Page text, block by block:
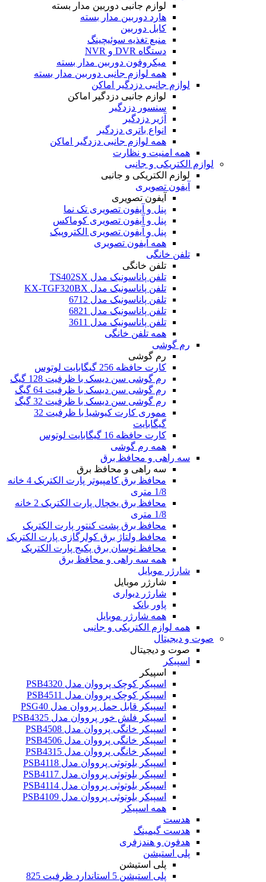
لوازم جانبی دوربین مدار بسته
هارد دوربین مدار بسته
کابل دوربین
منبع تغذیه سوئیچینگ
دستگاه DVR و NVR
میکروفون دوربین مدار بسته
همه لوازم جانبی دوربین مدار بسته
لوازم جانبی دزدگیر اماکن
لوازم جانبی دزدگیر اماکن
سنسور دزدگیر
آژیر دزدگیر
انواع باتری دزدگیر
همه لوازم جانبی دزدگیر اماکن
همه امنیت و نظارت
لوازم الکتریکی و جانبی
لوازم الکتریکی و جانبی
آیفون تصویری
آیفون تصویری
پنل و آیفون تصویری تک نما
پنل و آیفون تصویری کوماکس
پنل و آیفون تصویری الکتروپیک
همه آیفون تصویری
تلفن خانگی
تلفن خانگی
تلفن پاناسونیک مدل TS402SX
تلفن پاناسونیک مدل KX-TGF320BX
تلفن پاناسونیک مدل 6712
تلفن پاناسونیک مدل 6821
تلفن پاناسونیک مدل 3611
همه تلفن خانگی
رم گوشی
رم گوشی
کارت حافظه 256 گیگابایت لوتوس
رم گوشی سن دیسک با ظرفیت 128 گیگ
رم گوشی سن دیسک با ظرفیت 64 گیگ
رم گوشی سن دیسک با ظرفیت 32 گیگ
مموری کارت کیوشیا با ظرفیت 32
گیگابایت
کارت حافظه 16 گیگابایت لوتوس
همه رم گوشی
سه راهی و محافظ برق
سه راهی و محافظ برق
محافظ برق کامپیوتر پارت الکتریک 4 خانه
1/8 متری
محافظ برق یخچال پارت الکتریک 2 خانه
1/8 متری
محافظ برق پشت کنتور پارت الکتریک
محافظ ولتاژ برق کولرگازی پارت الکتریک
محافظ نوسان برق پکیج پارت الکتریک
همه سه راهی و محافظ برق
شارژر موبایل
شارژر موبایل
شارژر دیواری
پاور بانک
همه شارژر موبایل
همه لوازم الکتریکی و جانبی
صوت و دیجیتال
صوت و دیجیتال
اسپیکر
اسپیکر
اسپیکر کوچک پرووان مدل PSB4320
اسپیکر کوچک پرووان مدل PSB4511
اسپیکر قابل حمل پرووان مدل PSG40
اسپیکر فلش خور پرووان مدل PSB4325
اسپیکر خانگی پرووان مدل PSB4508
اسپیکر خانگی پرووان مدل PSB4506
اسپیکر خانگی پرووان مدل PSB4315
اسپیکر بلوتوثی پرووان مدل PSB4118
اسپیکر بلوتوثی پرووان مدل PSB4117
اسپیکر بلوتوثی پرووان مدل PSB4114
اسپیکر بلوتوثی پرووان مدل PSB4109
همه اسپیکر
هدست
هدست گیمینگ
هدفون و هندزفری
پلی استیشن
پلی استیشن
پلی استیشن 5 استاندارد ظرفیت 825